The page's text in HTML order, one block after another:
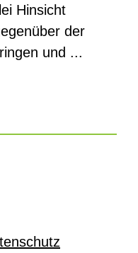
Hinsicht
der
und ...